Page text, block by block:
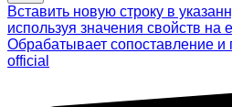
Вставить новую строку в
используя значения свойств на
Обрабатывает сопоставление и
official